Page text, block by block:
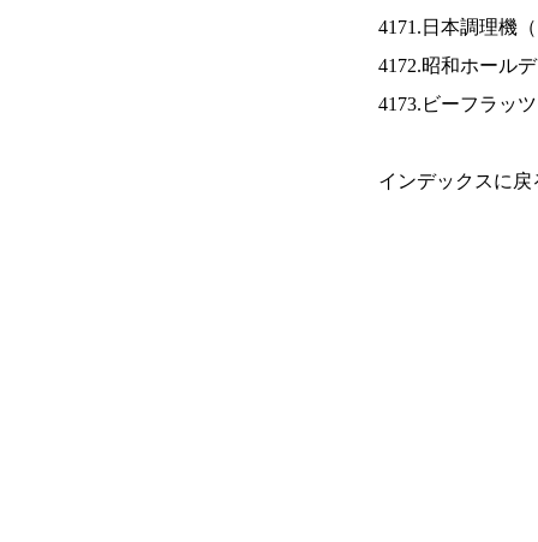
4171.日本調理機（
4172.昭和ホール
4173.ビーフラッ
インデックスに戻